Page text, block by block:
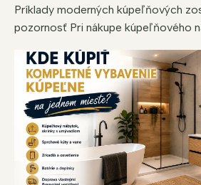
Príklady moderných kúpeľňových
pozornosť Pri nákupe kúpeľňového